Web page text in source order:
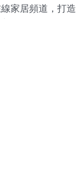
家居頻道，打造